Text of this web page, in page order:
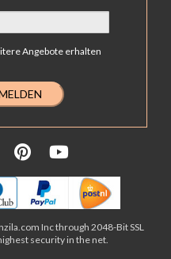
Angebote erhalten
Inc through 2048-Bit SSL
security in the net.